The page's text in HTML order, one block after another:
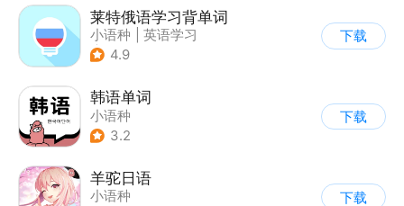
莱特俄语学习背单词
小语种
英语学习
| 四六级
4.9
下载
韩语单词
小语种
3.2
下载
羊驼日语
小语种
下载